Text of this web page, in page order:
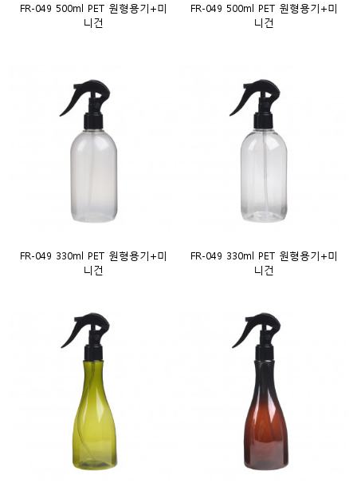
FR-049 500ml PET 원형용기+미
니건
FR-049 500ml PET 원형용기+미
니건
FR-049 330ml PET 원형용기+미
니건
FR-049 330ml PET 원형용기+미
니건